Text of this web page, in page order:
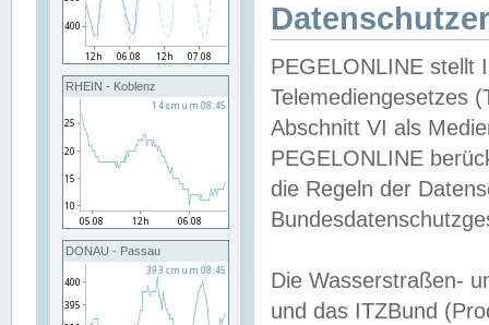
RHEIN - Koblenz
DONAU - Passau
PEGELONLINE stellt
Telemediengesetzes
Abschnitt VI als
PEGELONLINE
die Regeln der
Die Wasserstraßen-
und das ITZBund